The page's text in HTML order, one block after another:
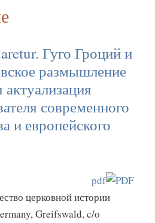
Гуго Гроций и
размышление
современного
и европейского
pdf
церковной истории
Greifswald, c/o